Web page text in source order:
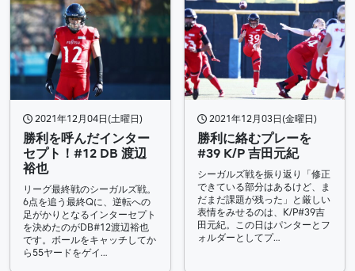
2021年12月04日(土曜日)
勝利を呼んだインター
セプト！#12 DB 渡辺
裕也
リーグ最終戦のシーガルズ戦。
6点を追う最終Qに、逆転への
足がかりとなるインターセプト
を決めたのがDB#12渡辺裕也
です。ボールをキャッチしてか
ら55ヤードをゲイ…
2021年12月03日(金曜日)
勝利に絡むプレーを
#39 K/P 吉田元紀
シーガルズ戦を振り返り「修正
できている部分はあるけど、ま
だまだ課題が残った」と厳しい
表情をみせるのは、K/P#39吉
田元紀。この日はパンターとフ
ォルダーとしてプ…